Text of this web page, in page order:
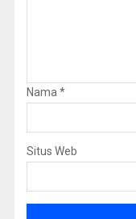
Nama *
Situs Web